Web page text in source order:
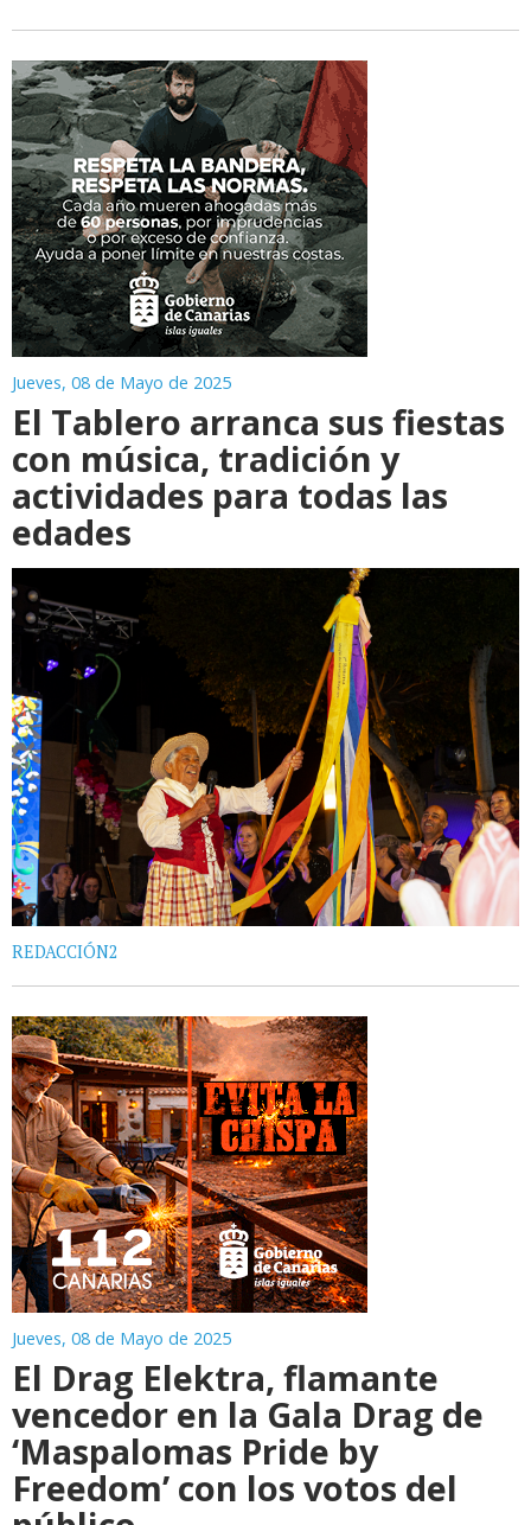
Jueves, 08 de Mayo de 2025
El Tablero arranca sus fiestas
con música, tradición y
actividades para todas las
edades
REDACCIÓN2
Jueves, 08 de Mayo de 2025
El Drag Elektra, flamante
vencedor en la Gala Drag de
‘Maspalomas Pride by
Freedom’ con los votos del